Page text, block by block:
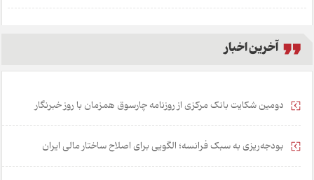
دومین شکایت بانک مرکزی از روزنامه چارسوق همزمان با روز خبرنگار
بودجه‌ریزی به سبک فرانسه؛ الگویی برای اصلاح ساختار مالی ایران